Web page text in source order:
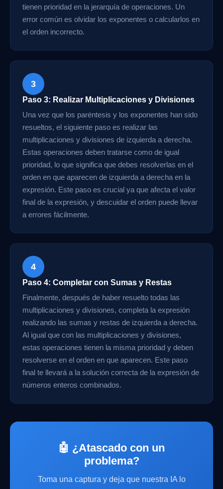
tienen prioridad en la jerarquía de operaciones. Un
error común es olvidar los exponentes o calcularlos en
el orden incorrecto.
3
Paso 3: Realizar Multiplicaciones y Divisiones
Una vez que los paréntesis y los exponentes han sido
resueltos, el siguiente paso es realizar las
multiplicaciones y divisiones de izquierda a derecha.
Estas operaciones deben tratarse como de igual
prioridad, lo que significa que debes resolverlas en el
orden en que aparecen de izquierda a derecha en la
expresión. Este paso es crucial ya que afecta el valor
final de la expresión, y descuidar el orden puede llevar
a errores fácilmente.
4
Paso 4: Completar con Sumas y Restas
Finalmente, después de haber resuelto todas las
multiplicaciones y divisiones, completa la expresión
realizando las sumas y restas de izquierda a derecha.
Al igual que con las multiplicaciones y divisiones,
estas operaciones tienen la misma prioridad y deben
resolverse en el orden en que aparecen. Este paso
final te llevará a la solución correcta de la expresión de
números enteros combinados.
🤖 ¿Atascado con un
problema?
Toma una captura y deja que nuestra IA lo